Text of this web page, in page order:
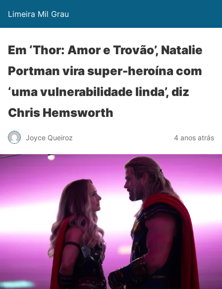
Limeira Mil Grau
Em ‘Thor: Amor e Trovão’, Natalie
Portman vira super-heroína com
‘uma vulnerabilidade linda’, diz
Chris Hemsworth
Joyce Queiroz 4 anos atrás